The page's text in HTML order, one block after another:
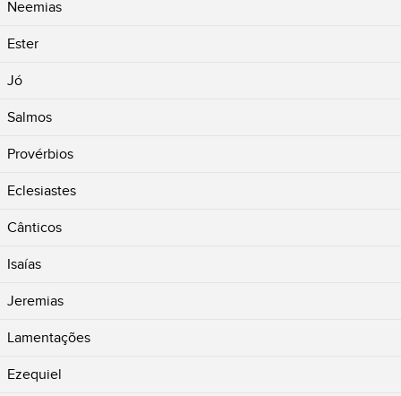
Neemias
Ester
Jó
Salmos
Provérbios
Eclesiastes
Cânticos
Isaías
Jeremias
Lamentações
Ezequiel